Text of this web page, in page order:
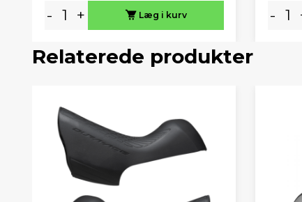
- + Læg i kurv -
Relaterede produkter